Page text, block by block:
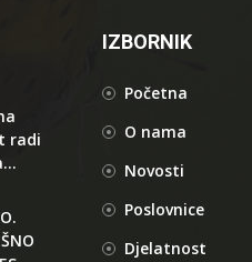
radi
IZBORNIK
Početna
O nama
Novosti
Poslovnice
Djelatnost